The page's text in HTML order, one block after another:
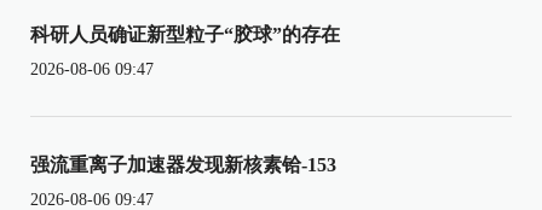
科研人员确证新型粒子“胶球”的存在
2026-08-06 09:47
强流重离子加速器发现新核素铪-153
2026-08-06 09:47